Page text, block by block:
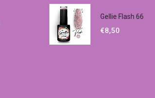
Gellie Flash 66
€8,50